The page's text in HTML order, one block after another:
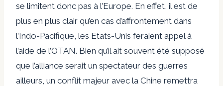
se limitent donc pas à l’Europe. En effet, il est de
plus en plus clair qu’en cas d’affrontement dans
l’Indo-Pacifique, les Etats-Unis feraient appel à
l’aide de l’OTAN. Bien qu’il ait souvent été supposé
que l’alliance serait un spectateur des guerres
ailleurs, un conflit majeur avec la Chine remettra